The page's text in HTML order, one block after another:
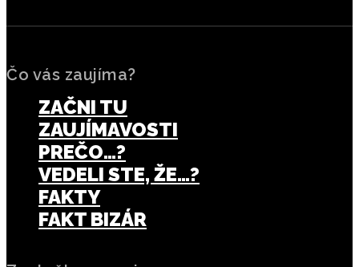
Čo vás zaujíma?
ZAČNI TU
ZAUJÍMAVOSTI
PREČO…?
VEDELI STE, ŽE…?
FAKTY
FAKT BIZÁR